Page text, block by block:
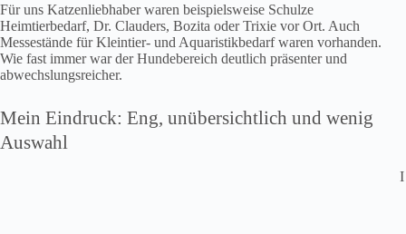
Für uns Katzenliebhaber waren beispielsweise Schulze
Heimtierbedarf, Dr. Clauders, Bozita oder Trixie vor Ort. Auch
Messestände für Kleintier- und Aquaristikbedarf waren vorhanden.
Wie fast immer war der Hundebereich deutlich präsenter und
abwechslungsreicher.
Mein Eindruck: Eng, unübersichtlich und wenig
Auswahl
I